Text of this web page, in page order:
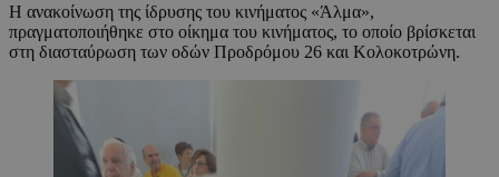
Η ανακοίνωση της ίδρυσης του κινήματος «Άλμα»,
πραγματοποιήθηκε στο οίκημα του κινήματος, το οποίο βρίσκεται
στη διασταύρωση των οδών Προδρόμου 26 και Κολοκοτρώνη.